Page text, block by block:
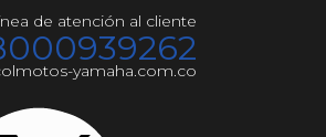
de atención al cliente
yamaha.com.co